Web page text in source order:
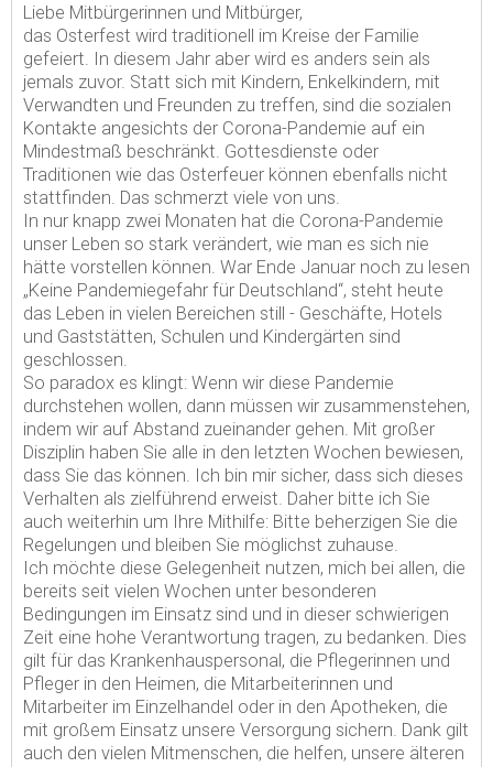
Liebe Mitbürgerinnen und Mitbürger,
das Osterfest wird traditionell im Kreise der Familie
gefeiert. In diesem Jahr aber wird es anders sein als
jemals zuvor. Statt sich mit Kindern, Enkelkindern, mit
Verwandten und Freunden zu treffen, sind die sozialen
Kontakte angesichts der Corona-Pandemie auf ein
Mindestmaß beschränkt. Gottesdienste oder
Traditionen wie das Osterfeuer können ebenfalls nicht
stattfinden. Das schmerzt viele von uns.
In nur knapp zwei Monaten hat die Corona-Pandemie
unser Leben so stark verändert, wie man es sich nie
hätte vorstellen können. War Ende Januar noch zu lesen
„Keine Pandemiegefahr für Deutschland“, steht heute
das Leben in vielen Bereichen still - Geschäfte, Hotels
und Gaststätten, Schulen und Kindergärten sind
geschlossen.
So paradox es klingt: Wenn wir diese Pandemie
durchstehen wollen, dann müssen wir zusammenstehen,
indem wir auf Abstand zueinander gehen. Mit großer
Disziplin haben Sie alle in den letzten Wochen bewiesen,
dass Sie das können. Ich bin mir sicher, dass sich dieses
Verhalten als zielführend erweist. Daher bitte ich Sie
auch weiterhin um Ihre Mithilfe: Bitte beherzigen Sie die
Regelungen und bleiben Sie möglichst zuhause.
Ich möchte diese Gelegenheit nutzen, mich bei allen, die
bereits seit vielen Wochen unter besonderen
Bedingungen im Einsatz sind und in dieser schwierigen
Zeit eine hohe Verantwortung tragen, zu bedanken. Dies
gilt für das Krankenhauspersonal, die Pflegerinnen und
Pfleger in den Heimen, die Mitarbeiterinnen und
Mitarbeiter im Einzelhandel oder in den Apotheken, die
mit großem Einsatz unsere Versorgung sichern. Dank gilt
auch den vielen Mitmenschen, die helfen, unsere älteren